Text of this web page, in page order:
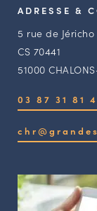
ADRESSE &
5 rue de Jéricho
CS 70441
51000
03 87 31 81